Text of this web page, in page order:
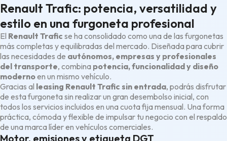
Renault Trafic: potencia, versatilidad y
estilo en una furgoneta profesional
El Renault Trafic se ha consolidado como una de las furgonetas
más completas y equilibradas del mercado. Diseñada para cubrir
las necesidades de autónomos, empresas y profesionales
del transporte, combina potencia, funcionalidad y diseño
modernoen un mismo vehículo.
Gracias al leasing Renault Trafic sin entrada, podrás disfrutar
de esta furgoneta sin realizar un gran desembolso inicial, con
todos los servicios incluidos en una cuota fija mensual. Una forma
práctica, cómoda y flexible de impulsar tu negocio con el respaldo
de una marca líder en vehículos comerciales.
Motor, emisiones y etiqueta DGT